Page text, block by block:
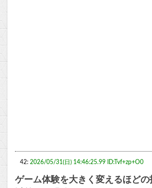
42: 2026/05/31(日) 14:46:25.99 ID:Tvf+zp+O0
ゲーム体験を大きく変えるほど